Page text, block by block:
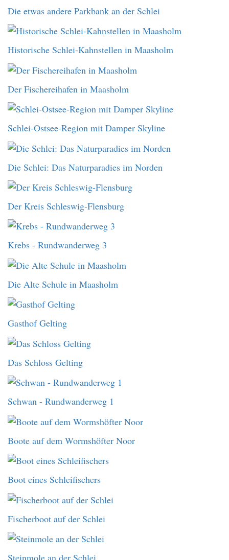
Die etwas andere Parkbank an der Schlei
Historische Schlei-Kahnstellen in Maasholm
Der Fischereihafen in Maasholm
Schlei-Ostsee-Region mit Damper Skyline
Die Schlei: Das Naturparadies im Norden
Der Kreis Schleswig-Flensburg
Krebs - Rundwanderweg 3
Die Alte Schule in Maasholm
Gasthof Gelting
Das Schloss Gelting
Schwan - Rundwanderweg 1
Boote auf dem Wormshöfter Noor
Boot eines Schleifischers
Fischerboot auf der Schlei
Steinmole an der Schlei